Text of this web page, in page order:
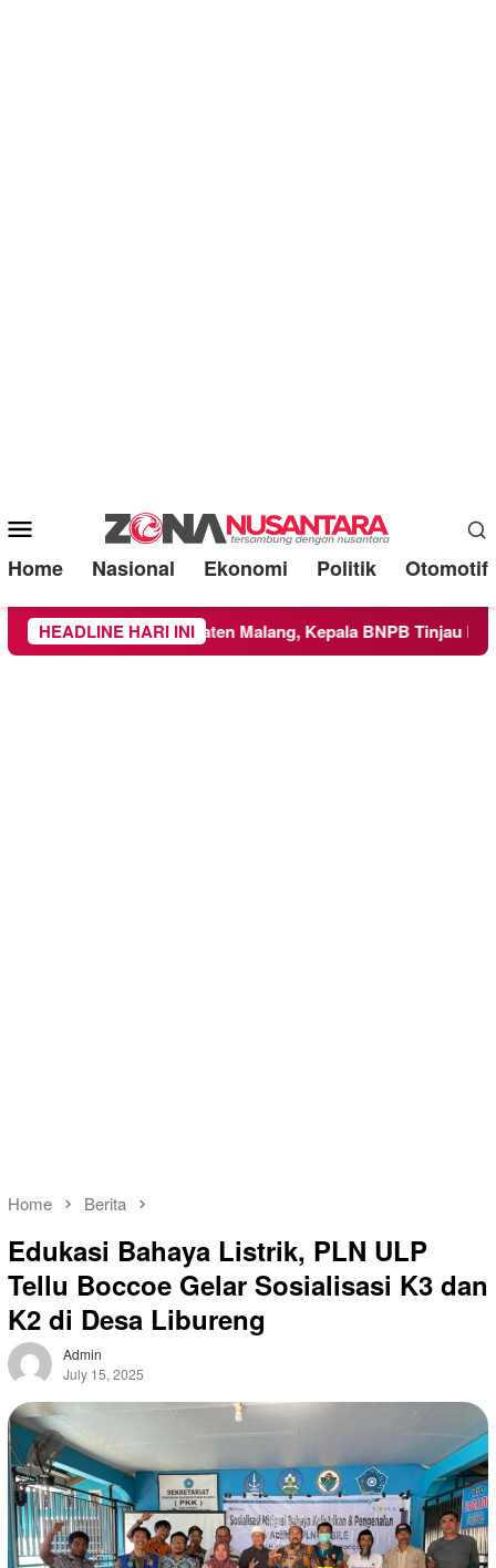
Mobile
Menu
Home Nasional Ekonomi Politik Otomotif
HEADLINE HARI INI
Kabupaten Malang, Kepala BNPB Tinjau Langsung Lokasi
Home Berita
Edukasi Bahaya Listrik, PLN ULP
Tellu Boccoe Gelar Sosialisasi K3 dan
K2 di Desa Libureng
Admin
July 15, 2025